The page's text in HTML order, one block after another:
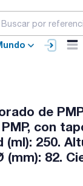
de
PMP, con
(ml): 250.
(mm): 82.